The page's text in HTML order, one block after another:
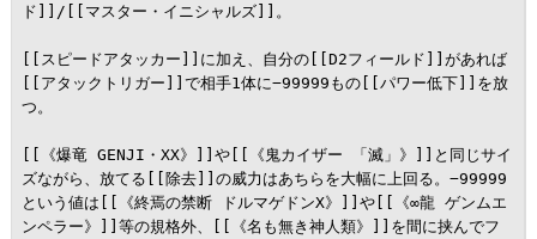
ド]]/[[マスター・イニシャルズ]]。
[[スピードアタッカー]]に加え、自分の[[D2フィールド]]があれば
[[アタックトリガー]]で相手1体に−99999もの[[パワー低下]]を放
つ。
[[《爆竜 GENJI・XX》]]や[[《鬼カイザー 「滅」》]]と同じサイ
ズながら、放てる[[除去]]の威力はあちらを大幅に上回る。−99999
という値は[[《終焉の禁断 ドルマゲドンX》]]や[[《∞龍 ゲンムエ
ンペラー》]]等の規格外、[[《名も無き神人類》]]を間に挟んでフ